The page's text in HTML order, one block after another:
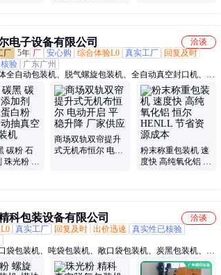
电子设备有限公司
洽谈
5年 厂 安心购 综合体验L0 真实工厂
回复及时
验
广东广州
全自动包装机、脱气螺旋包装机、全自动真空封口机、珠
装机、超细粉包装机、全自动粉末包装机、吨袋包装机、
机、正负极材料包装机
碳粉 石
珠光粉 蛋
商场双轨双帘提升
式无机布恒尔 电动
粉末称重包装机 速
度快 高纯氧化铝 恒
科包装设备有限公司
洽谈
真实工厂 回复及时 出价迅速
真实性已核验
袋包装机、吨袋包装机、敞口袋包装机、炭黑包装机、钙
装机、石墨包装机、二氧化硅包装机、纳米粉体包装机、